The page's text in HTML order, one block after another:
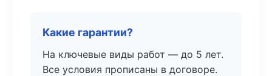
Какие гарантии?
На ключевые виды работ — до 5 лет.
Все условия прописаны в договоре.